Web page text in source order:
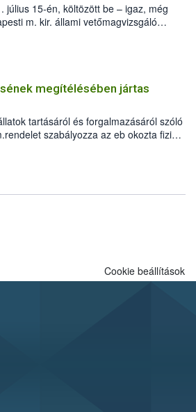
július 15-én, költözött be – igaz, még
m. kir. állami vetőmagvizsgáló
15. szám alatti, Czigler Győző által
megítélésében jártas
tartásáról és forgalmazásáról szóló
szabályozza az eb okozta fizikai
keletkezésekor felmerülő
a veszélyes eb tartását és annak
Cookie beállítások